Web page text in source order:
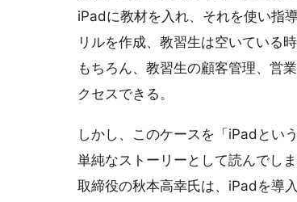
iPadに教材を入れ、それを使い指
リルを作成、教習生は空いている
もちろん、教習生の顧客管理、営
クセスできる。
しかし、このケースを「iPadとい
単純なストーリーとして読んでし
取締役の秋本高幸氏は、iPadを導